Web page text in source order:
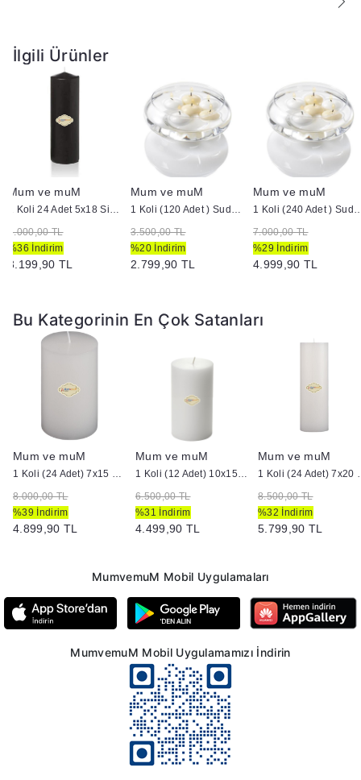
İlgili Ürünler
Mum ve muM
1 Koli 24 Adet 5x18 Siyah Silindir Kütük Mum
5.000,00 TL
%36 İndirim
3.199,90 TL
Mum ve muM
1 Koli (120 Adet ) Suda Yüzen Mum
3.500,00 TL
%20 İndirim
2.799,90 TL
Mum ve muM
1 Koli (240 Adet )
7.000,00 TL
%29 İndirim
4.999,90 TL
Bu Kategorinin En Çok Satanları
Mum ve muM
1 Koli (24 Adet) 7x15 cm Silindir Mum Beyaz
8.000,00 TL
%39 İndirim
4.899,90 TL
Mum ve muM
1 Koli (12 Adet) 10x15 Beyaz Silindir Mum
6.500,00 TL
%31 İndirim
4.499,90 TL
Mum ve muM
1 Koli (24
8.500,00 TL
%32 İndirim
5.799,90 TL
MumvemuM Mobil Uygulamaları
MumvemuM Mobil Uygulamamızı İndirin